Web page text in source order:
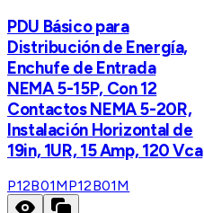
PDU Básico para
Distribución de Energía,
Enchufe de Entrada
NEMA 5-15P, Con 12
Contactos NEMA 5-20R,
Instalación Horizontal de
19in, 1UR, 15 Amp, 120 Vca
P12B01MP12B01M